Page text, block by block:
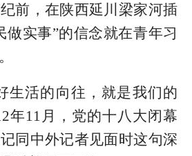
前，在陕西延川梁家河插
做实事”的信念就在青年习
生活的向往，就是我们的
年11月，党的十八大闭幕
同中外记者见面时这句深